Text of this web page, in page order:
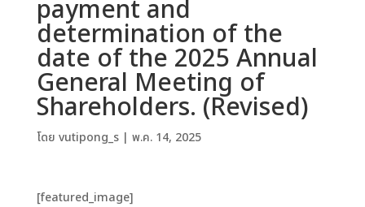
payment and
determination of the
date of the 2025 Annual
General Meeting of
Shareholders. (Revised)
โดย vutipong_s| พ.ค. 14, 2025
[featured_image]